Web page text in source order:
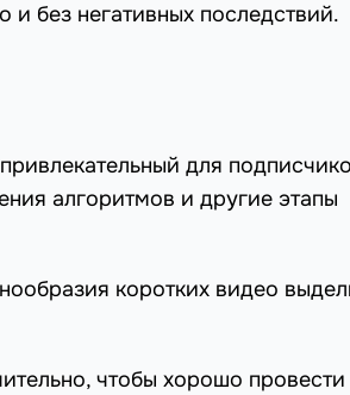
и без негативных последствий.
для
алгоритмов и другие этапы
коротких видео
чтобы хорошо провести